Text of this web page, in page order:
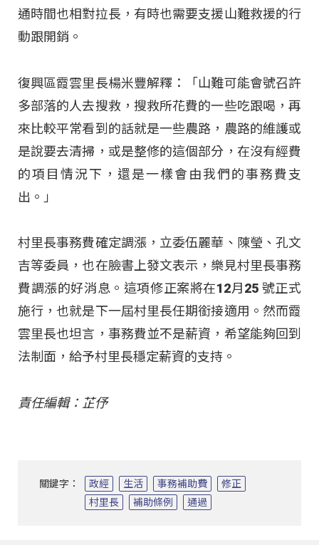
通時間也相對拉長，有時也需要支援山難救援的行
動跟開銷。
復興區霞雲里長楊米豐解釋：「山難可能會號召許
多部落的人去搜救，搜救所花費的一些吃跟喝，再
來比較平常看到的話就是一些農路，農路的維護或
是說要去清掃，或是整修的這個部分，在沒有經費
的項目情況下，還是一樣會由我們的事務費支
出。」
村里長事務費確定調漲，立委伍麗華、陳瑩、孔文
吉等委員，也在臉書上發文表示，樂見村里長事務
費調漲的好消息。這項修正案將在12月25 號正式
施行，也就是下一屆村里長任期銜接適用。然而霞
雲里長也坦言，事務費並不是薪資，希望能夠回到
法制面，給予村里長穩定薪資的支持。
責任編輯：芷伃
關鍵字： 政經 生活 事務補助費
修正
村里長
補助條例 通過